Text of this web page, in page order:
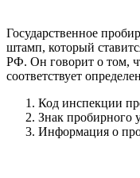
Государственное
штамп, который
РФ. Он говорит о том,
соответствует
Код инспекции
Знак пробирного
Информация о